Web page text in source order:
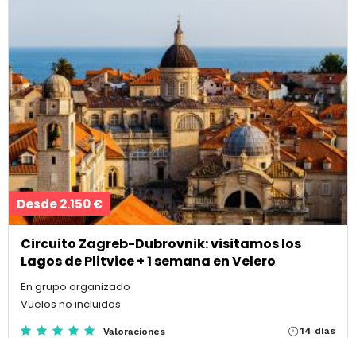
Desde 2.150 €
Circuito Zagreb-Dubrovnik: visitamos los
Lagos de Plitvice + 1 semana en Velero
En grupo organizado
Vuelos no incluidos
Valoraciones 14 días